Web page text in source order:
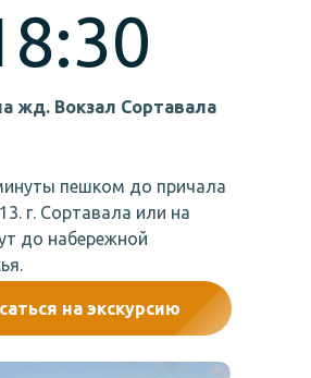
жд. Вокзал Сортавала
пешком до причала
г. Сортавала или на
до набережной
на экскурсию